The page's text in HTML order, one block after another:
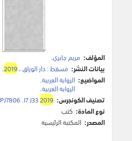
المؤلف: مريم جابري.
بيانات النشر: مسقط:دار الوراق،2019
.
المواضيع: الرواية العربية.
الرواية العربية.
تصنيف الكونجرس:
PJ7806 .I7 J332019
نوع المادة: كتب
المصدر: المكتبة الرئيسية